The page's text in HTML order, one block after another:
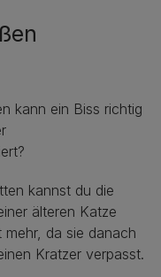
kann ein Biss richtig
kannst du die
älteren Katze
da sie danach
Kratzer verpasst.